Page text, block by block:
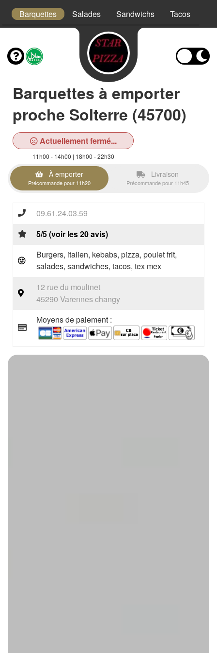
Barquettes Salades Sandwichs Tacos
Barquettes à emporter
proche Solterre (45700)
Actuellement fermé...
11h00 - 14h00 | 18h00 - 22h30
À emporter
Précommande pour 11h20
Livraison
Précommande pour 11h45
09.61.24.03.59
5/5 (voir les 20 avis)
Burgers, italien, kebabs, pizza, poulet frit,
salades, sandwiches, tacos, tex mex
12 rue du moulinet
45290 Varennes changy
Moyens de paiement :